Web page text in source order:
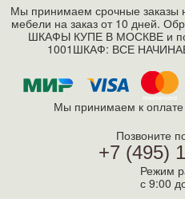
Мы принимаем срочные заказы
мебели на заказ от 10 дней.
ШКАФЫ КУПЕ В МОСКВЕ и
1001ШКАФ: ВСЕ
Мы принимаем к
Позвоните
+7 (495)
Режим
с 9:00